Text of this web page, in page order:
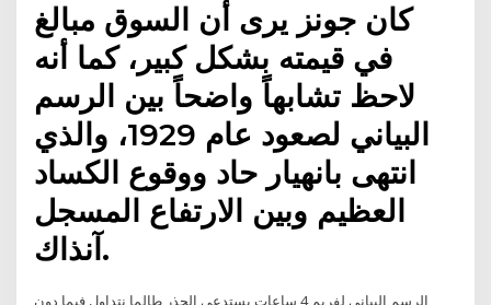
كان جونز يرى أن السوق مبالغ
في قيمته بشكل كبير، كما أنه
لاحظ تشابهاً واضحاً بين الرسم
البياني لصعود عام 1929، والذي
انتهى بانهيار حاد ووقوع الكساد
العظيم وبين الارتفاع المسجل
آنذاك.